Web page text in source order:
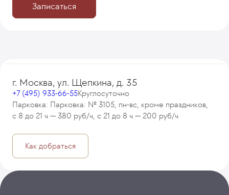
Записаться
г. Москва, ул. Щепкина, д. 35
+7 (495) 933-66-55Круглосуточно
Парковка: Парковка: № 3105, пн-вс, кроме праздников,
с 8 до 21 ч — 380 руб/ч, с 21 до 8 ч — 200 руб/ч
Как добраться